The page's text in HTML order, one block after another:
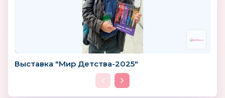
Выставка "Мир Детства-2025"